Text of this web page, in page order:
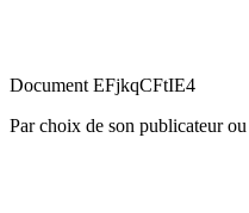
Document EFjkqCFtIE4
Par choix de son publicateur